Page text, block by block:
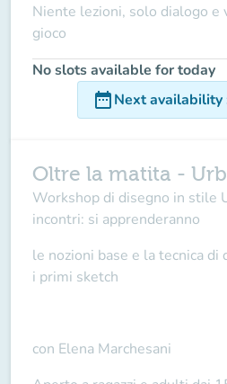
Niente lezioni, solo dialogo e
gioco
No slots available for today
date_rangeNext availability
Oltre la matita -
Workshop di disegno in stile
incontri: si apprenderanno
le nozioni base e la tecnica di
i primi sketch
con Elena Marchesani